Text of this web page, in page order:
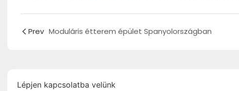
Prev Moduláris étterem épület Spanyolországban
Lépjen kapcsolatba velünk